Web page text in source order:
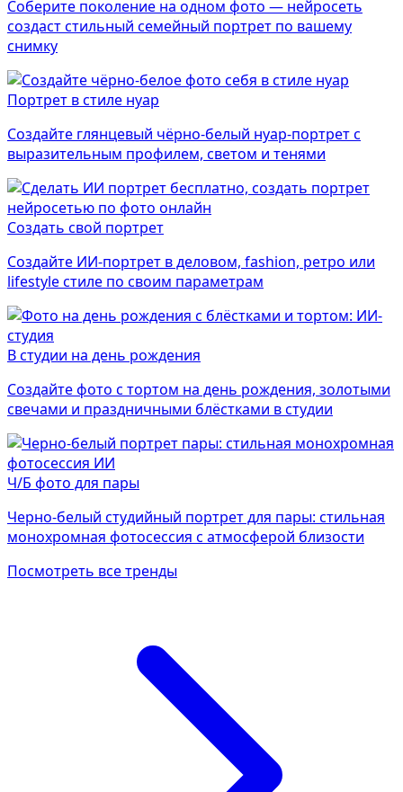
Соберите поколение на одном фото — нейросеть
создаст стильный семейный портрет по вашему
снимку
Портрет в стиле нуар
Создайте глянцевый чёрно-белый нуар-портрет с
выразительным профилем, светом и тенями
Создать свой портрет
Создайте ИИ-портрет в деловом, fashion, ретро или
lifestyle стиле по своим параметрам
В студии на день рождения
Создайте фото с тортом на день рождения, золотыми
свечами и праздничными блёстками в студии
Ч/Б фото для пары
Черно-белый студийный портрет для пары: стильная
монохромная фотосессия с атмосферой близости
Посмотреть все тренды